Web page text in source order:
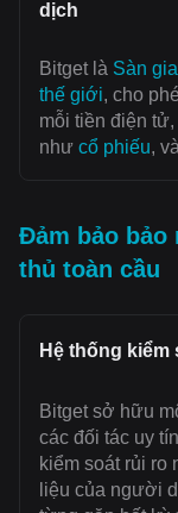
dịch
Bitget là Sàn
thế giới, cho
mỗi tiền điện tử,
như cổ phiếu,
Đảm bảo bảo
thủ toàn cầu
Hệ thống
Bitget sở hữu
các đối tác uy
kiểm soát rủi ro
liệu của người